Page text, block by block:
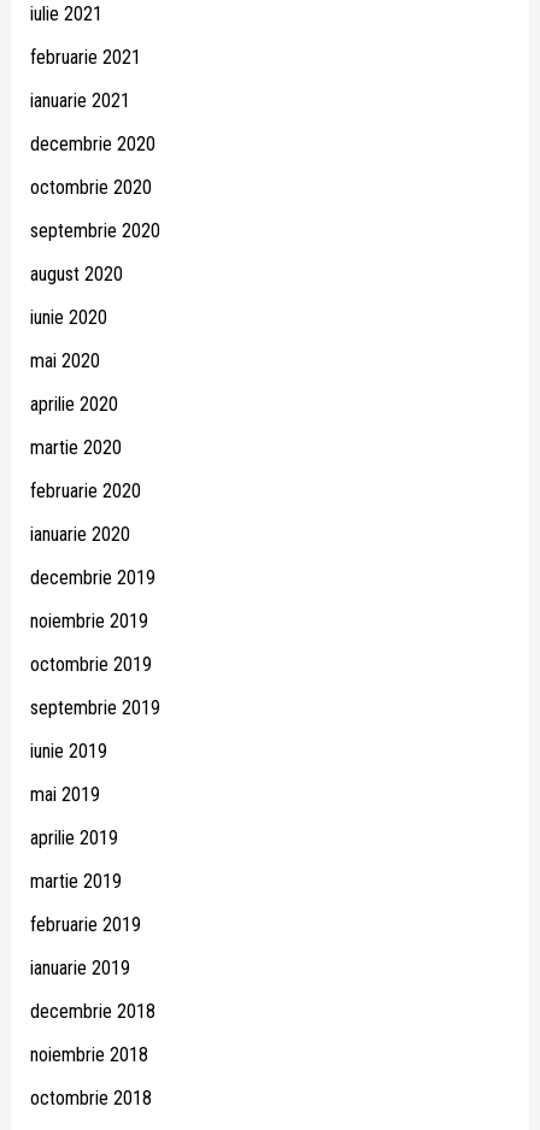
iulie 2021
februarie 2021
ianuarie 2021
decembrie 2020
octombrie 2020
septembrie 2020
august 2020
iunie 2020
mai 2020
aprilie 2020
martie 2020
februarie 2020
ianuarie 2020
decembrie 2019
noiembrie 2019
octombrie 2019
septembrie 2019
iunie 2019
mai 2019
aprilie 2019
martie 2019
februarie 2019
ianuarie 2019
decembrie 2018
noiembrie 2018
octombrie 2018